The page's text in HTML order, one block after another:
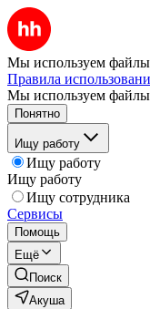
Мы используем файлы
Правила
Мы используем файлы
Понятно
Ищу работу
Ищу работу
Ищу работу
Ищу сотрудника
Сервисы
Помощь
Ещё
Поиск
Акуша